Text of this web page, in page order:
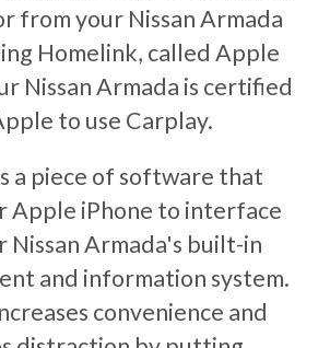
from your Nissan Armada
Homelink, called Apple
Nissan Armada is certified
to use Carplay.
a piece of software that
Apple iPhone to interface
Nissan Armada's built-in
and information system.
convenience and